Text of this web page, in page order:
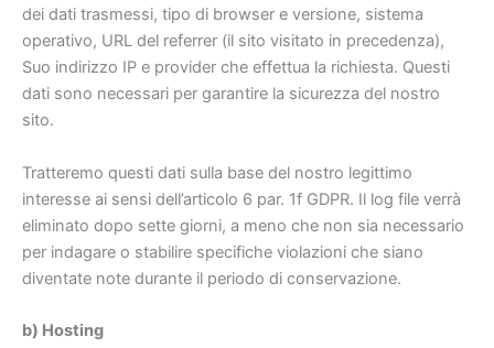
dei dati trasmessi, tipo di browser e versione, sistema
operativo, URL del referrer (il sito visitato in precedenza),
Suo indirizzo IP e provider che effettua la richiesta. Questi
dati sono necessari per garantire la sicurezza del nostro
sito.
Tratteremo questi dati sulla base del nostro legittimo
interesse ai sensi dell’articolo 6 par. 1f GDPR. Il log file verrà
eliminato dopo sette giorni, a meno che non sia necessario
per indagare o stabilire specifiche violazioni che siano
diventate note durante il periodo di conservazione.
b) Hosting